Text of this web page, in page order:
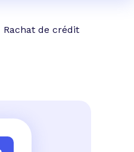
Rachat de crédit